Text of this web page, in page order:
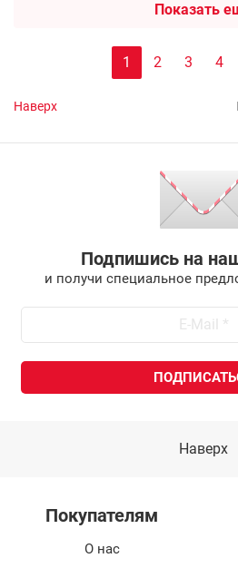
Показать
1 2 3 4
Наверх
Подпишись на
и получи специальное
Наверх
Покупателям
О нас